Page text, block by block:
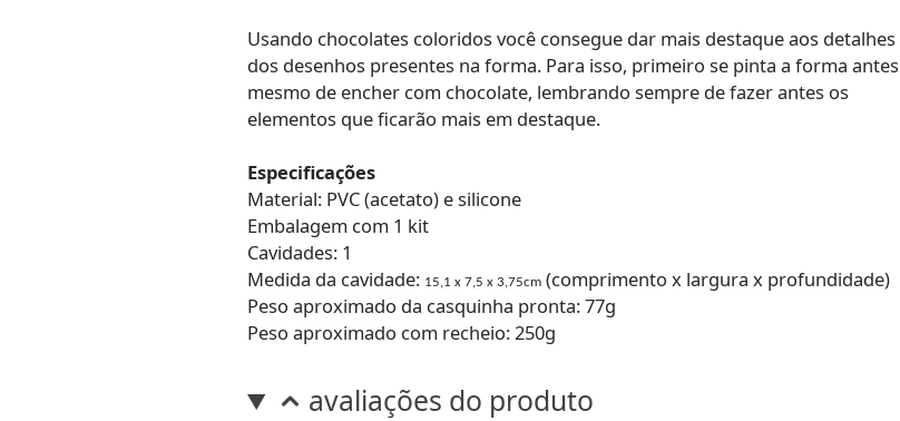
Usando chocolates coloridos você consegue dar mais destaque aos detalhes
dos desenhos presentes na forma. Para isso, primeiro se pinta a forma antes
mesmo de encher com chocolate, lembrando sempre de fazer antes os
elementos que ficarão mais em destaque.
Especificações
Material: PVC (acetato) e silicone
Embalagem com 1 kit
Cavidades: 1
Medida da cavidade: 15,1 x 7,5 x 3,75cm (comprimento x largura x profundidade)
Peso aproximado da casquinha pronta: 77g
Peso aproximado com recheio: 250g
avaliações do produto